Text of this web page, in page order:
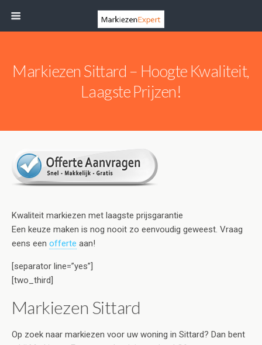
Markiezen Sittard – Hoogte Kwaliteit,
Laagste Prijzen!
Kwaliteit markiezen met laagste prijsgarantie
Een keuze maken is nog nooit zo eenvoudig geweest. Vraag
eens een offerte aan!
[separator line=”yes”]
[two_third]
Markiezen Sittard
Op zoek naar markiezen voor uw woning in Sittard? Dan bent